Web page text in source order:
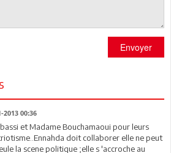
Envoyer
2013 00:36
et Madame Bouchamaoui pour leurs
doit collaborer elle ne peut
la scene politique ;elle s 'accroche au